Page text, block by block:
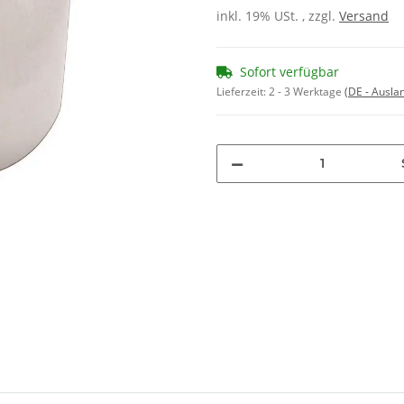
inkl. 19% USt. , zzgl. Versand
Sofort verfügbar
Lieferzeit:2 - 3 Werktage (DE -